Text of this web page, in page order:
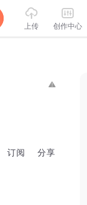
上传 创作中心
订阅 分享